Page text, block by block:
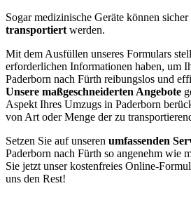
Sogar medizinische Geräte können sicher
transportiert werden.
Mit dem Ausfüllen unseres Formulars
erforderlichen Informationen haben, um
Paderborn nach Fürth reibungslos und
Unsere maßgeschneiderten Angebote
Aspekt Ihres Umzugs in Paderborn
von Art oder Menge der zu
Setzen Sie auf unseren umfassenden
Paderborn nach Fürth so angenehm wie
Sie jetzt unser kostenfreies Online-
uns den Rest!